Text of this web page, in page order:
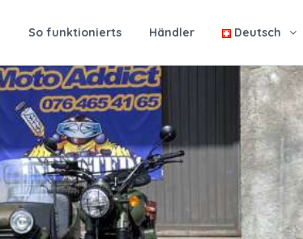
So funktionierts Händler Deutsch